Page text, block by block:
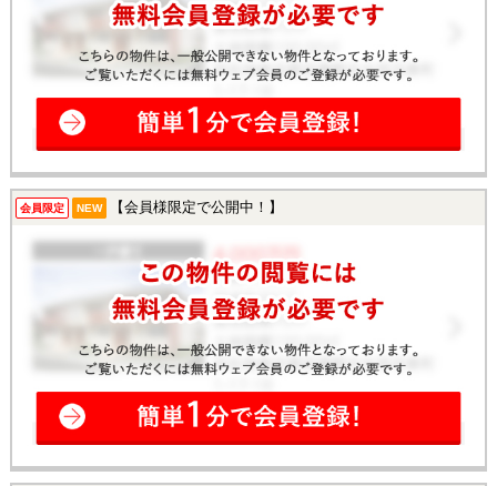
会員限定 NEW 【会員様限定で公開中！】